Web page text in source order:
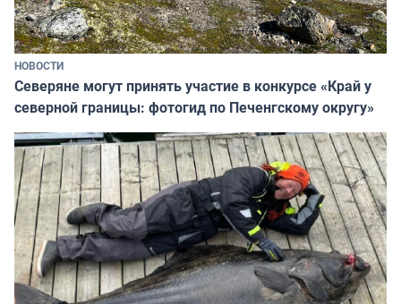
НОВОСТИ
Северяне могут принять участие в конкурсе «Край у
северной границы: фотогид по Печенгскому округу»